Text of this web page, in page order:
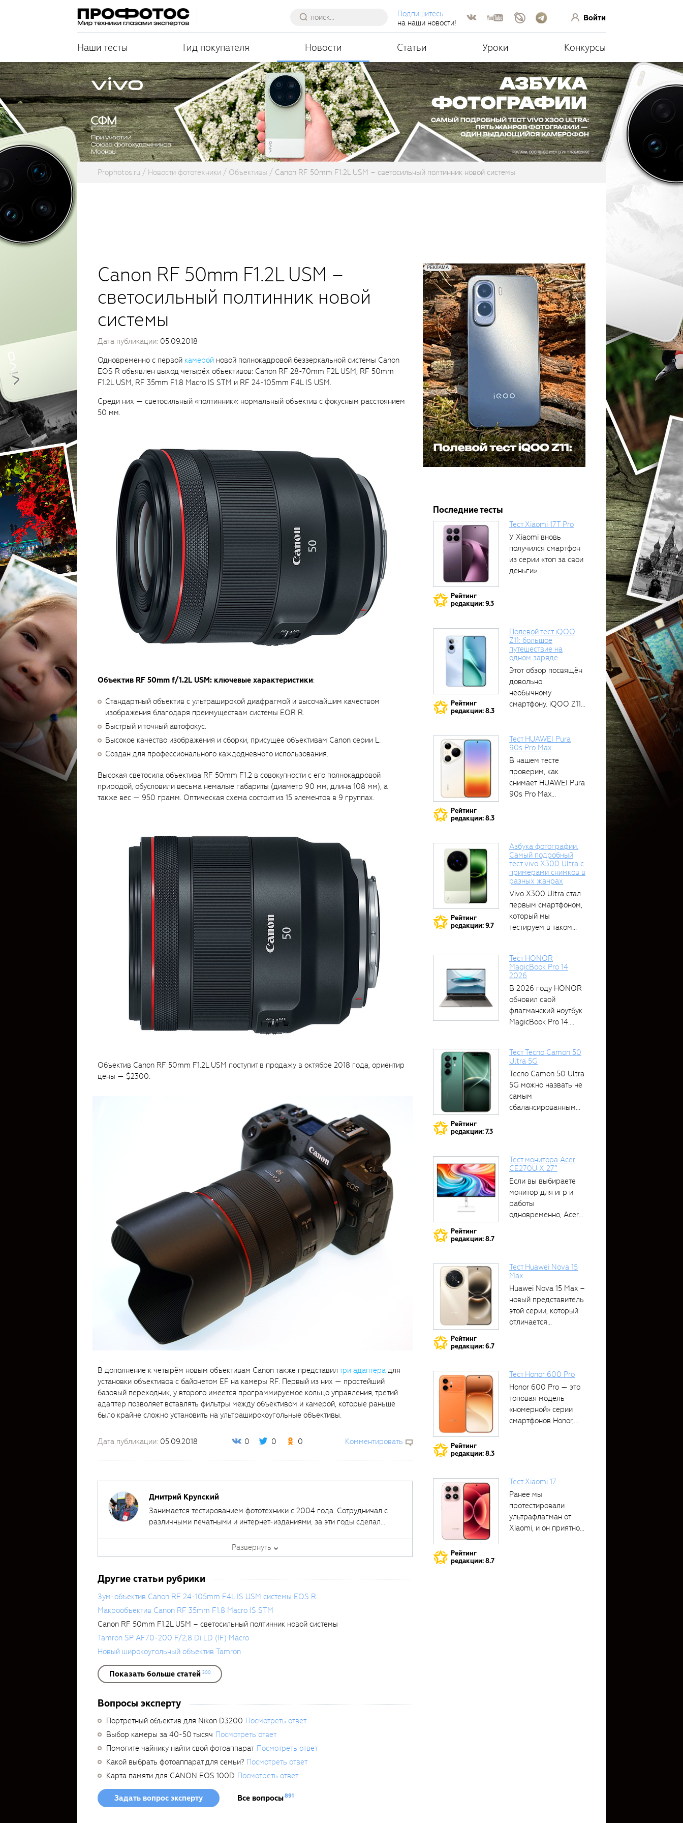
Подпишитесь
на наши новости!
Войти
Наши тесты Гид покупателя Новости Статьи Уроки Конкурсы
Prophotos.ru Новости фототехники Объективы Canon RF 50mm F1.2L USM – светосильный полтинник новой системы
Canon RF 50mm F1.2L USM –
светосильный полтинник новой
системы
Дата публикации: 05.09.2018
Одновременно с первой камерой новой полнокадровой беззеркальной системы Canon
EOS R объявлен выход четырёх объективов: Canon RF 28-70mm F2L USM, RF 50mm
F1.2L USM, RF 35mm F1.8 Macro IS STM и RF 24-105mm F4L IS USM.
Среди них — светосильный «полтинник»: нормальный объектив с фокусным расстоянием
50 мм.
Объектив RF 50mm f/1.2L USM: ключевые характеристики:
Стандартный объектив с ультраширокой диафрагмой и высочайшим качеством
изображения благодаря преимуществам системы EOR R.
Быстрый и точный автофокус.
Высокое качество изображения и сборки, присущее объективам Canon серии L.
Создан для профессионального каждодневного использования.
Высокая светосила объектива RF 50mm F1.2 в совокупности с его полнокадровой
природой, обусловили весьма немалые габариты (диаметр 90 мм, длина 108 мм), а
также вес — 950 грамм. Оптическая схема состоит из 15 элементов в 9 группах.
Объектив Canon RF 50mm F1.2L USM поступит в продажу в октябре 2018 года, ориентир
цены — $2300.
В дополнение к четырём новым объективам Canon также представил три адаптера для
установки объективов с байонетом EF на камеры RF. Первый из них — простейший
базовый переходник, у второго имеется программируемое кольцо управления, третий
адаптер позволяет вставлять фильтры между объективом и камерой, которые раньше
было крайне сложно установить на ультраширокоугольные объективы.
Дата публикации: 05.09.2018 0 0 0 Комментировать
Дмитрий Крупский
Занимается тестированием фототехники с 2004 года. Сотрудничал с
различными печатными и интернет-изданиями, за эти годы сделал
Развернуть
Другие статьи рубрики
Зум-объектив Canon RF 24-105mm F4L IS USM системы EOS R
Макрообъектив Canon RF 35mm F1.8 Macro IS STM
Canon RF 50mm F1.2L USM – светосильный полтинник новой системы
Tamron SP AF70-200 F/2,8 Di LD (IF) Macro
Новый широкоугольный объектив Tamron
Показать больше статей 300
Вопросы эксперту
Портретный объектив для Nikon D3200 Посмотреть ответ
Выбор камеры за 40-50 тысяч Посмотреть ответ
Помогите чайнику найти свой фотоаппарат Посмотреть ответ
Какой выбрать фотоаппарат для семьи? Посмотреть ответ
Карта памяти для CANON EOS 100D Посмотреть ответ
Задать вопрос эксперту Все вопросы891
Последние тесты
Рейтинг
редакции: 9.3
Тест Xiaomi 17T Pro
У Xiaomi вновь
получился смартфон
из серии «топ за свои
деньги»....
Рейтинг
редакции: 8.3
Полевой тест iQOO
Z11: большое
путешествие на
одном заряде
Этот обзор посвящён
довольно
необычному
смартфону. iQOO Z11
Рейтинг
редакции: 8.3
Тест HUAWEI Pura
90s Pro Max
В нашем тесте
проверим, как
снимает HUAWEI Pura
90s Pro Max...
Рейтинг
редакции: 9.7
Азбука фотографии.
Самый подробный
тест vivo X300 Ultra с
примерами снимков в
разных жанрах
Vivo X300 Ultra стал
первым смартфоном,
который мы
тестируем в таком...
Тест HONOR
MagicBook Pro 14
2026
В 2026 году HONOR
обновил свой
флагманский ноутбук
MagicBook Pro 14....
Рейтинг
редакции: 7.3
Тест Tecno Camon 50
Ultra 5G
Tecno Camon 50 Ultra
5G можно назвать не
самым
сбалансированным
Рейтинг
редакции: 8.7
Тест монитора Acer
CE270U X 27″
Если вы выбираете
монитор для игр и
работы
одновременно, Acer
Рейтинг
редакции: 6.7
Тест Huawei Nova 15
Max
Huawei Nova 15 Max –
новый представитель
этой серии, который
отличается...
Рейтинг
редакции: 8.3
Тест Honor 600 Pro
Honor 600 Pro — это
топовая модель
«номерной» серии
смартфонов Honor,...
Рейтинг
редакции: 8.7
Тест Xiaomi 17
Ранее мы
протестировали
ультрафлагман от
Xiaomi, и он приятно